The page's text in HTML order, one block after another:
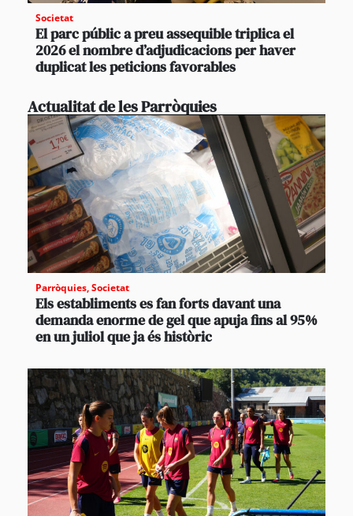
Societat
El parc públic a preu assequible triplica el
2026 el nombre d’adjudicacions per haver
duplicat les peticions favorables
Actualitat de les Parròquies
Parròquies,Societat
Els establiments es fan forts davant una
demanda enorme de gel que apuja fins al 95%
en un juliol que ja és històric